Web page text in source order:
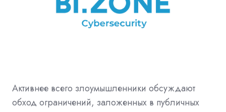
Активнее всего злоумышленники обсуждают
обход ограничений, заложенных в публичных